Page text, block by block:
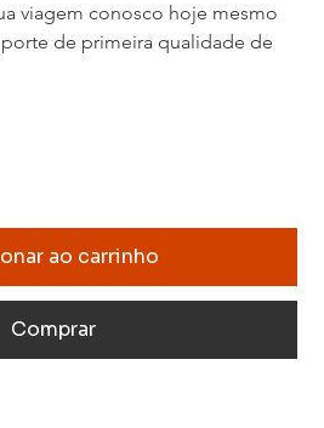
viagem conosco hoje mesmo
de primeira qualidade de
ao carrinho
Comprar